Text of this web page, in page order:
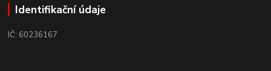
Identifikační údaje
IČ: 60236167